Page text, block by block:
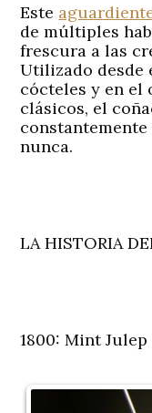
Este
de múltiples
frescura a las
Utilizado desde
cócteles y en el
clásicos, el
nunca.
LA HISTORIA
1800: Mint Julep